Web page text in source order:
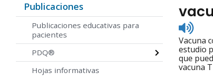
Publicaciones
Publicaciones educativas para
pacientes
PDQ®
Hojas informativas
Listen
to
Vacuna
estudio
que
vacuna